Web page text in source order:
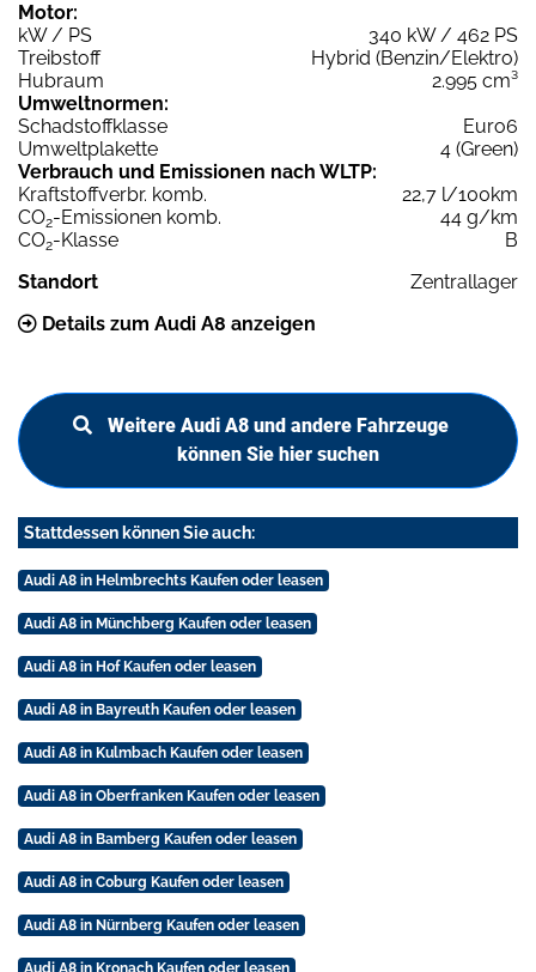
Motor:
kW / PS
340 kW / 462 PS
Treibstoff
Hybrid (Benzin/Elektro)
Hubraum
2.995 cm³
Umweltnormen:
Schadstoffklasse
Euro6
Umweltplakette
4 (Green)
Verbrauch und Emissionen nach WLTP:
Kraftstoffverbr. komb.
22,7 l/100km
CO2-Emissionen komb.
44 g/km
CO2-Klasse
B
Standort
Zentrallager
Details zum Audi A8 anzeigen
Weitere Audi A8 und andere Fahrzeuge
können Sie hier suchen
Stattdessen können Sie auch:
Audi A8 in Helmbrechts Kaufen oder leasen
Audi A8 in Münchberg Kaufen oder leasen
Audi A8 in Hof Kaufen oder leasen
Audi A8 in Bayreuth Kaufen oder leasen
Audi A8 in Kulmbach Kaufen oder leasen
Audi A8 in Oberfranken Kaufen oder leasen
Audi A8 in Bamberg Kaufen oder leasen
Audi A8 in Coburg Kaufen oder leasen
Audi A8 in Nürnberg Kaufen oder leasen
Audi A8 in Kronach Kaufen oder leasen